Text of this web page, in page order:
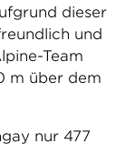
dieser
und
Team
m über dem
nur 477